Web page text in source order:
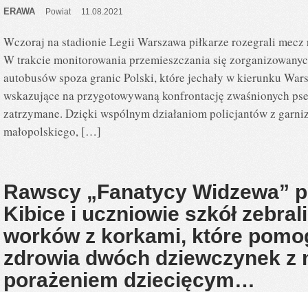
ERAWA Powiat 11.08.2021
Wczoraj na stadionie Legii Warszawa piłkarze rozegrali
W trakcie monitorowania przemieszczania się
autobusów spoza granic Polski, które jechały w kierunku
wskazujące na przygotowywaną konfrontację zwaśnionych
zatrzymane. Dzięki wspólnym działaniom policjantów z
małopolskiego, […]
Rawscy „Fanatycy Widzewa”
Kibice i uczniowie szkół
worków z korkami, które
zdrowia dwóch dziewczynek z
porażeniem dziecięcym…